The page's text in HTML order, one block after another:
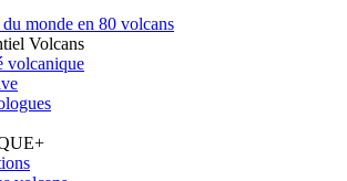
monde en 80 volcans
Volcans
volcanique
+